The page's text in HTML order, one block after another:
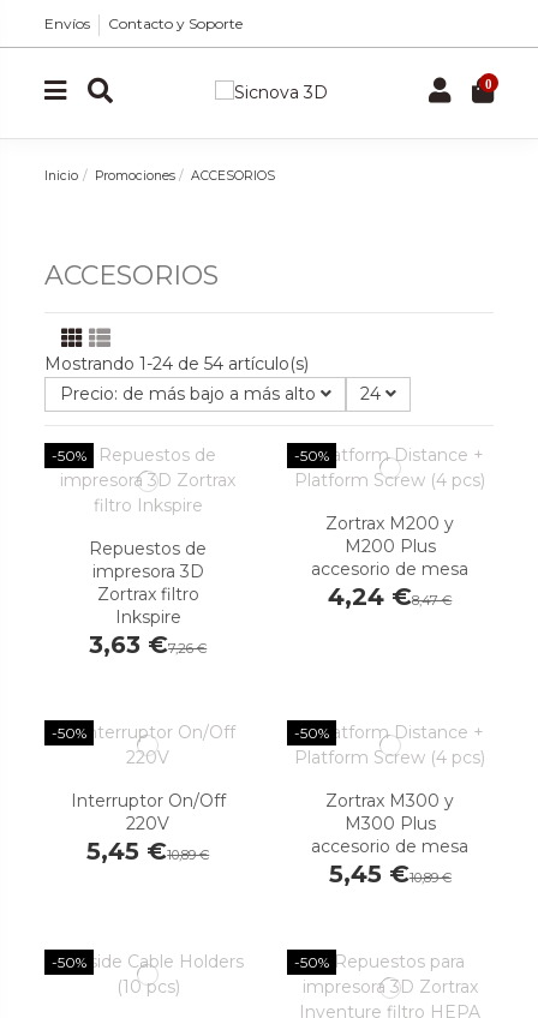
Envíos Contacto y Soporte
0
Inicio Promociones ACCESORIOS
ACCESORIOS
Mostrando 1-24 de 54 artículo(s)
Precio: de más bajo a más alto
24
-50%
Repuestos de
impresora 3D
Zortrax filtro
Inkspire
3,63 €7,26 €
-50%
Zortrax M200 y
M200 Plus
accesorio de mesa
4,24 €8,47 €
-50%
Interruptor On/Off
220V
5,45 €10,89 €
-50%
Zortrax M300 y
M300 Plus
accesorio de mesa
5,45 €10,89 €
-50% -50%